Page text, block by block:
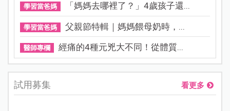
學習當爸媽 「媽媽去哪裡了？」4歲孩子還...
學習當爸媽 父親節特輯｜媽媽餵母奶時，...
醫師專欄 經痛的4種元兇大不同！從體質...
試用募集 看更多